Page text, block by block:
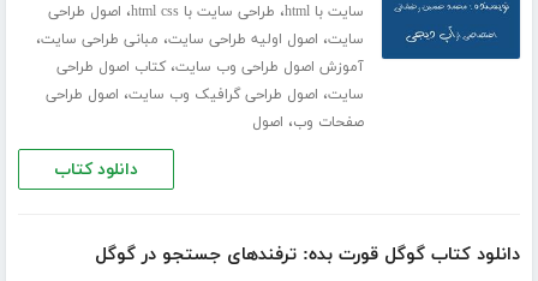
سایت با html
، طراحی سایت با html css ، اصول طراحی
سایت، اصول اولیه طراحی سایت، مبانی طراحی سایت،
آموزش اصول طراحی وب سایت،کتاب اصول طراحی
سایت، اصول طراحی گرافیک وب سایت، اصول طراحی
صفحات وب، اصول
دانلود کتاب
دانلود کتاب گوگل قورت بده: ترفندهای جستجو در گوگل